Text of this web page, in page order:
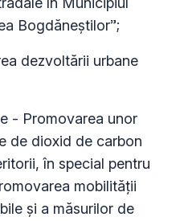
Bogdăneştilor”;
dezvoltării urbane
- Promovarea unor
de dioxid de carbon
în special pentru
mobilității
și a măsurilor de